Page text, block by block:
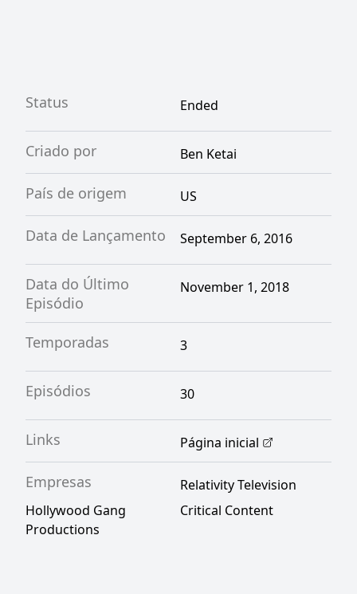
Status Ended
Criado por Ben Ketai
País de origem US
Data de Lançamento September 6, 2016
Data do Último
Episódio
November 1, 2018
Temporadas 3
Episódios 30
Links Página inicial
Empresas
Relativity Television
Hollywood Gang
Productions
Critical Content